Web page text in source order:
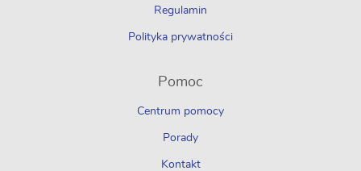
Regulamin
Polityka prywatności
Pomoc
Centrum pomocy
Porady
Kontakt